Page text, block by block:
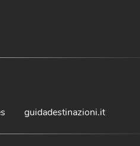
guidadestinazioni.it